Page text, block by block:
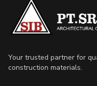
Your trusted partner for
construction materials.